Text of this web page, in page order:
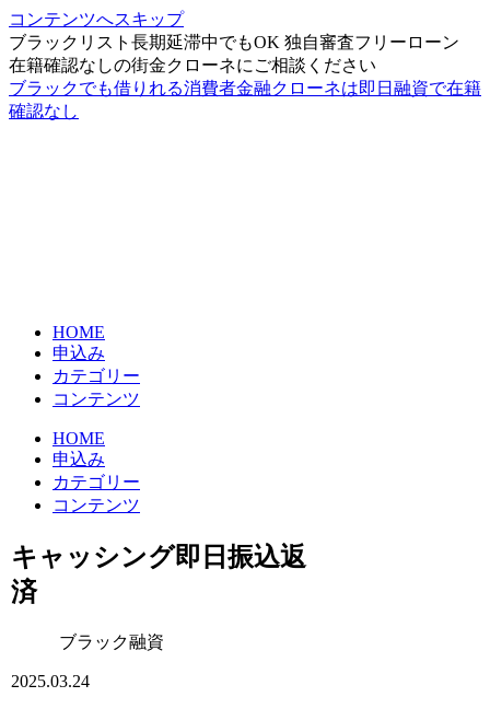
コンテンツへスキップ
ブラックリスト長期延滞中でもOK 独自審査フリーローン
在籍確認なしの街金クローネにご相談ください
ブラックでも借りれる消費者金融クローネは即日融資で在籍
確認なし
HOME
申込み
カテゴリー
コンテンツ
HOME
申込み
カテゴリー
コンテンツ
キャッシング即日振込返
済
ブラック融資
2025.03.24